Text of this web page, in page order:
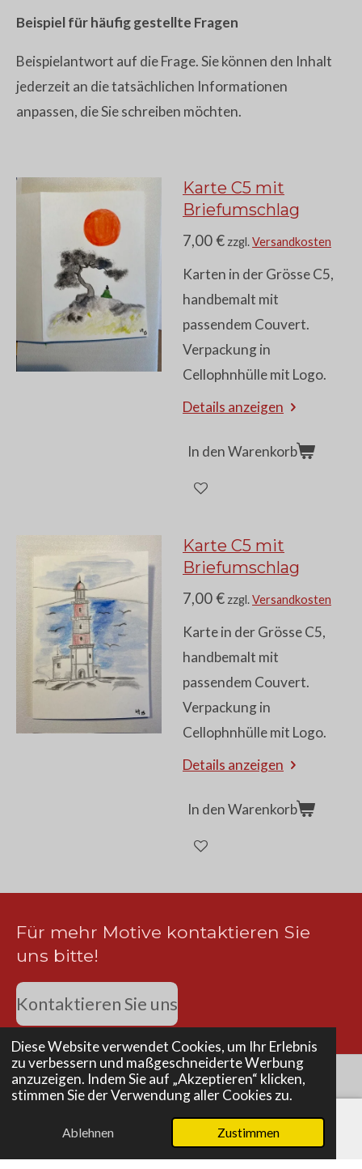
Diese Website verwendet Cookies, um Ihr Erlebnis
zu verbessern und maßgeschneiderte Werbung
anzuzeigen. Indem Sie auf „Akzeptieren“ klicken,
stimmen Sie der Verwendung aller Cookies zu.
Ablehnen Zustimmen
Beispiel für häufig gestellte Fragen
Beispielantwort auf die Frage. Sie können den Inhalt
jederzeit an die tatsächlichen Informationen
anpassen, die Sie schreiben möchten.
Karte C5 mit
Briefumschlag
7,00 €zzgl.Versandkosten
Karten in der Grösse C5,
handbemalt mit
passendem Couvert.
Verpackung in
Cellophnhülle mit Logo.
Details anzeigen
In den Warenkorb
Karte C5 mit
Briefumschlag
7,00 €zzgl.Versandkosten
Karte in der Grösse C5,
handbemalt mit
passendem Couvert.
Verpackung in
Cellophnhülle mit Logo.
Details anzeigen
In den Warenkorb
Für mehr Motive kontaktieren Sie
uns bitte!
Kontaktieren Sie uns
© 2025 - 2026 Livias Artsky
E-Mail